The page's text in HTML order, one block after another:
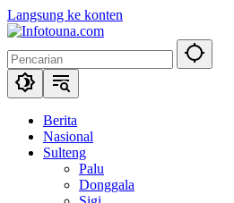
Langsung ke konten
Berita
Nasional
Sulteng
Palu
Donggala